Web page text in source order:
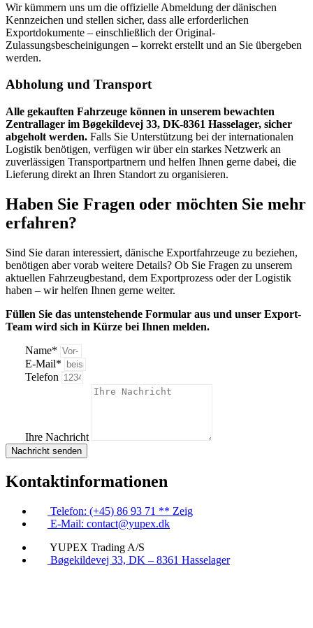
Wir kümmern uns um die offizielle Abmeldung der dänischen
Kennzeichen und stellen sicher, dass alle erforderlichen
Exportdokumente – einschließlich der Original-
Zulassungsbescheinigungen – korrekt erstellt und an Sie übergeben
werden.
Abholung und Transport
Alle gekauften Fahrzeuge können in unserem bewachten
Zentrallager im Bøgekildevej 33, DK-8361 Hasselager, sicher
abgeholt werden. Falls Sie Unterstützung bei der internationalen
Logistik benötigen, verfügen wir über ein starkes Netzwerk an
zuverlässigen Transportpartnern und helfen Ihnen gerne dabei, die
Lieferung direkt an Ihren Standort zu organisieren.
Haben Sie Fragen oder möchten Sie mehr
erfahren?
Sind Sie daran interessiert, dänische Exportfahrzeuge zu beziehen,
benötigen aber vorab weitere Details? Ob Sie Fragen zu unserem
aktuellen Fahrzeugbestand, dem Exportprozess oder der Logistik
haben – wir helfen Ihnen gerne weiter.
Füllen Sie das untenstehende Formular aus und unser Export-
Team wird sich in Kürze bei Ihnen melden.
Name*
E-Mail*
Telefon
Ihre Nachricht
Nachricht senden
Kontaktinformationen
Telefon: (+45) 86 93 71 ** Zeig
E-Mail: contact@yupex.dk
YUPEX Trading A/S
Bøgekildevej 33, DK – 8361 Hasselager